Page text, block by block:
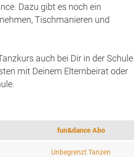
Dazu gibt es noch ein
Tischmanieren und
auch bei Dir in der Schule
mit Deinem Elternbeirat oder
fun&dance Abo
Unbegrenzt Tanzen